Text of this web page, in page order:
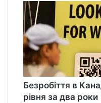
Безробіття в
рівня за два роки